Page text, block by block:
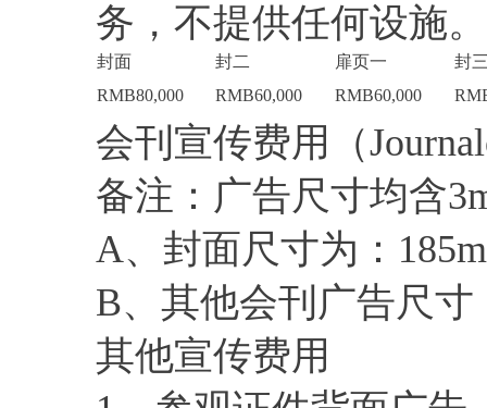
务，不提供任何设施。
封面 封二 扉页一
封
RMB80,000
RMB60,000 RMB60,000
会刊宣传费用（
备注：广告尺寸均含
A、封面尺寸为：
B、其他会刊广告尺寸
其他宣传费用